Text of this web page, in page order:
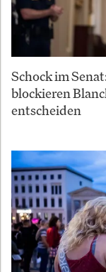
Schock im
blockieren
entscheiden